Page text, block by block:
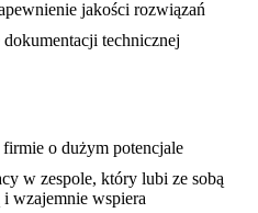
jakości rozwiązań
technicznej
o dużym potencjale
w zespole, który lubi ze sobą
wzajemnie wspiera